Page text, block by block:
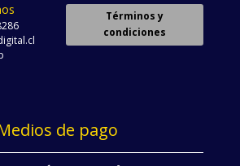
Términos y
condiciones
de pago